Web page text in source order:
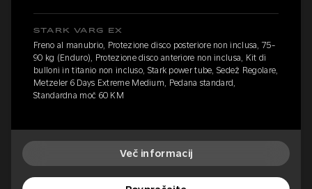
STARK VARG EX
Freno al manubrio, Protezione disco posteriore non inclusa, 75-
90 kg (Enduro), Protezione disco anteriore non inclusa, Kit di
bulloni in titanio non incluso, Stark power tube, Sedež Regolare,
Metzeler 6 Days Extreme Medium, Pedana standard,
Standardna moč 60 KM
Več informacij